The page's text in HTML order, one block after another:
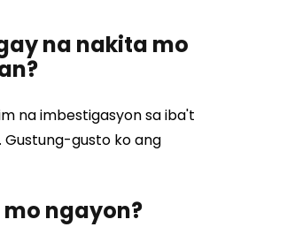
na nakita mo
na imbestigasyon sa iba't
gusto ko ang
ngayon?